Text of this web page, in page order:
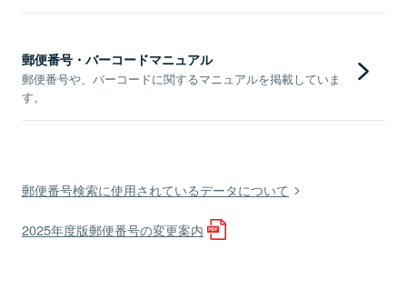
郵便番号・バーコードマニュアル
郵便番号や、バーコードに関するマニュアルを掲載していま
す。
郵便番号検索に使用されているデータについて
2025年度版郵便番号の変更案内